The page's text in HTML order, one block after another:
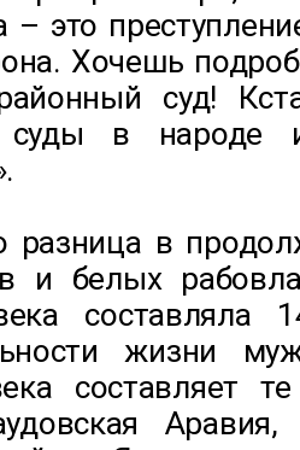
– это
Хочешь
суд!
в народе
разница в
и белых
составляла
жизни
составляет
Аравия,